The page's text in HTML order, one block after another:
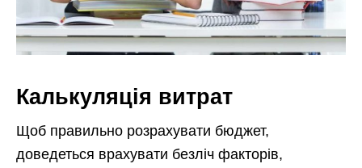
Калькуляція витрат
Щоб правильно розрахувати бюджет,
доведеться врахувати безліч факторів,